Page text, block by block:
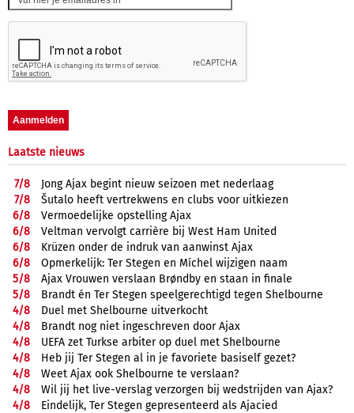
Laatste nieuws
7/8
Jong Ajax begint nieuw seizoen met nederlaag
7/8
Šutalo heeft vertrekwens en clubs voor uitkiezen
6/8
Vermoedelijke opstelling Ajax
6/8
Veltman vervolgt carrière bij West Ham United
6/8
Krüzen onder de indruk van aanwinst Ajax
6/8
Opmerkelijk: Ter Stegen en Míchel wijzigen naam
5/8
Ajax Vrouwen verslaan Brøndby en staan in finale
5/8
Brandt én Ter Stegen speelgerechtigd tegen Shelbourne
4/8
Duel met Shelbourne uitverkocht
4/8
Brandt nog niet ingeschreven door Ajax
4/8
UEFA zet Turkse arbiter op duel met Shelbourne
4/8
Heb jij Ter Stegen al in je favoriete basiself gezet?
4/8
Weet Ajax ook Shelbourne te verslaan?
4/8
Wil jij het live-verslag verzorgen bij wedstrijden van Ajax?
4/8
Eindelijk, Ter Stegen gepresenteerd als Ajacied